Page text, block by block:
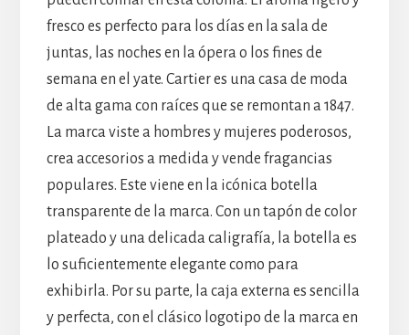
fresco es perfecto para los días en la sala de
juntas, las noches en la ópera o los fines de
semana en el yate. Cartier es una casa de moda
de alta gama con raíces que se remontan a 1847.
La marca viste a hombres y mujeres poderosos,
crea accesorios a medida y vende fragancias
populares. Este viene en la icónica botella
transparente de la marca. Con un tapón de color
plateado y una delicada caligrafía, la botella es
lo suficientemente elegante como para
exhibirla. Por su parte, la caja externa es sencilla
y perfecta, con el clásico logotipo de la marca en